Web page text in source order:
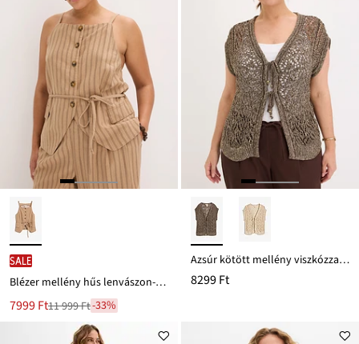
SALE
Blézer mellény hűs lenvászon-keverékből
Új
7999 Ft
Leárazva11 999 Ft-33%
Azsúr kötött mellény viszkózzal és csillogó szálakkal
8299 Ft